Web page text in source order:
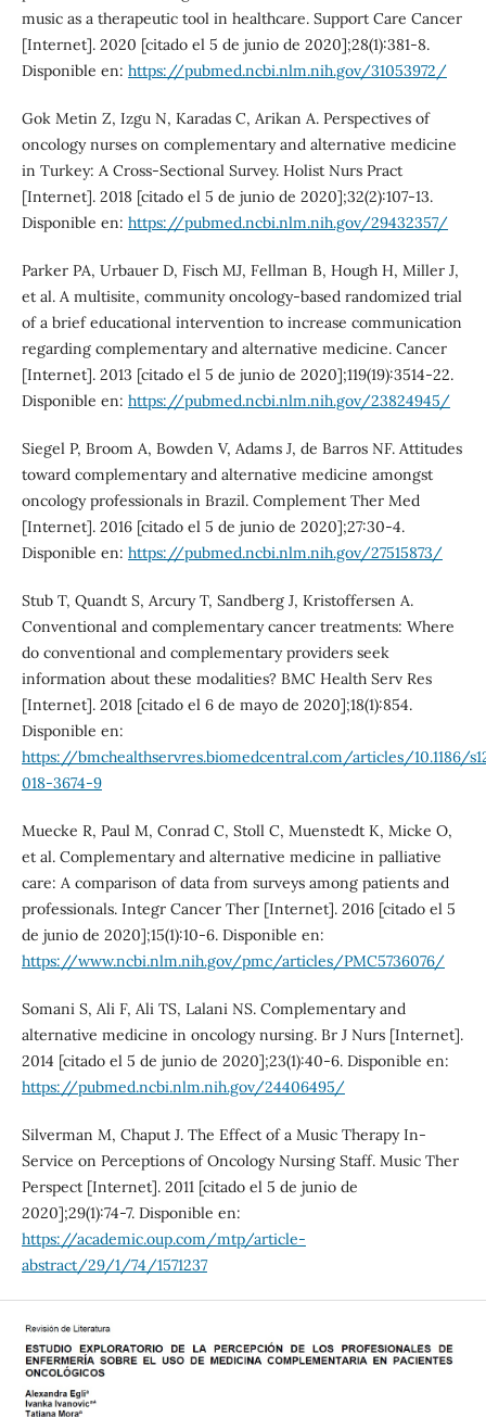
music as a therapeutic tool in healthcare. Support Care Cancer
[Internet]. 2020 [citado el 5 de junio de 2020];28(1):381-8.
Disponible en: https://pubmed.ncbi.nlm.nih.gov/31053972/
Gok Metin Z, Izgu N, Karadas C, Arikan A. Perspectives of
oncology nurses on complementary and alternative medicine
in Turkey: A Cross-Sectional Survey. Holist Nurs Pract
[Internet]. 2018 [citado el 5 de junio de 2020];32(2):107-13.
Disponible en: https://pubmed.ncbi.nlm.nih.gov/29432357/
Parker PA, Urbauer D, Fisch MJ, Fellman B, Hough H, Miller J,
et al. A multisite, community oncology-based randomized trial
of a brief educational intervention to increase communication
regarding complementary and alternative medicine. Cancer
[Internet]. 2013 [citado el 5 de junio de 2020];119(19):3514-22.
Disponible en: https://pubmed.ncbi.nlm.nih.gov/23824945/
Siegel P, Broom A, Bowden V, Adams J, de Barros NF. Attitudes
toward complementary and alternative medicine amongst
oncology professionals in Brazil. Complement Ther Med
[Internet]. 2016 [citado el 5 de junio de 2020];27:30-4.
Disponible en: https://pubmed.ncbi.nlm.nih.gov/27515873/
Stub T, Quandt S, Arcury T, Sandberg J, Kristoffersen A.
Conventional and complementary cancer treatments: Where
do conventional and complementary providers seek
information about these modalities? BMC Health Serv Res
[Internet]. 2018 [citado el 6 de mayo de 2020];18(1):854.
Disponible en:
https://bmchealthservres.biomedcentral.com/articles/10.1186/
018-3674-9
Muecke R, Paul M, Conrad C, Stoll C, Muenstedt K, Micke O,
et al. Complementary and alternative medicine in palliative
care: A comparison of data from surveys among patients and
professionals. Integr Cancer Ther [Internet]. 2016 [citado el 5
de junio de 2020];15(1):10-6. Disponible en:
https://www.ncbi.nlm.nih.gov/pmc/articles/PMC5736076/
Somani S, Ali F, Ali TS, Lalani NS. Complementary and
alternative medicine in oncology nursing. Br J Nurs [Internet].
2014 [citado el 5 de junio de 2020];23(1):40-6. Disponible en:
https://pubmed.ncbi.nlm.nih.gov/24406495/
Silverman M, Chaput J. The Effect of a Music Therapy In-
Service on Perceptions of Oncology Nursing Staff. Music Ther
Perspect [Internet]. 2011 [citado el 5 de junio de
2020];29(1):74-7. Disponible en:
https://academic.oup.com/mtp/article-
abstract/29/1/74/1571237